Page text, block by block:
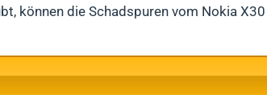
können die Schadspuren vom Nokia